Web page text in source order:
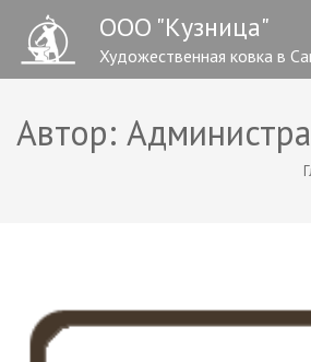
ООО "Кузница"
Художественная ковка в
Автор: